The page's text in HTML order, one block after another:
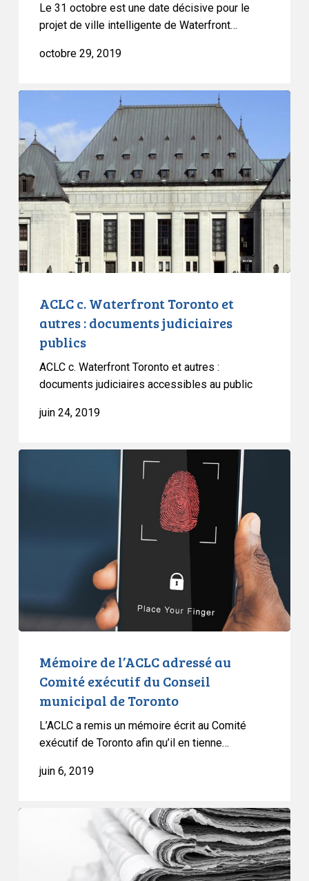
Le 31 octobre est une date décisive pour le
projet de ville intelligente de Waterfront…
octobre 29, 2019
ACLC
Waterfront
Toronto
et
autres
:
documents
judiciaires
publics
ACLC c. Waterfront Toronto et
autres : documents judiciaires
publics
ACLC c. Waterfront Toronto et autres :
documents judiciaires accessibles au public
juin 24, 2019
municipal
Mémoire de l’ACLC adressé au
Comité exécutif du Conseil
municipal de Toronto
L’ACLC a remis un mémoire écrit au Comité
exécutif de Toronto afin qu’il en tienne…
juin 6, 2019